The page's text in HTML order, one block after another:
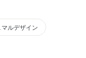
マルデザイン